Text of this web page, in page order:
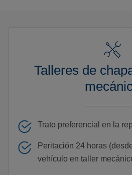
Talleres de
Trato preferencial en la
Peritación 24 horas
vehículo en taller